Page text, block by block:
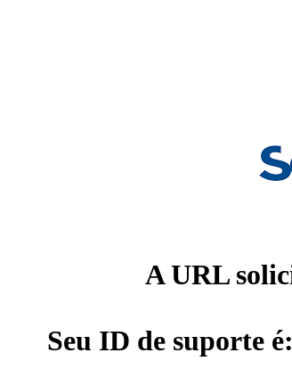
A URL
Seu ID de suporte